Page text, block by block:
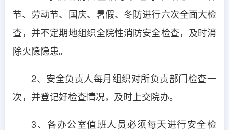
节、劳动节、国庆、暑假、冬防进行六次全面大检
查，并不定期地组织全院性消防安全检查，及时消
除火隐隐患。
2、安全负责人每月组织对所负责部门检查一
次，并登记好检查情况，及时上交院办。
3、各办公室值班人员必须每天进行安全检